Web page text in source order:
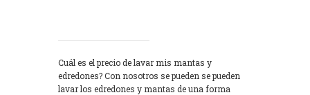
Cuál es el precio de lavar mis mantas y
edredones? Con nosotros se pueden se pueden
lavar los edredones y mantas de una forma